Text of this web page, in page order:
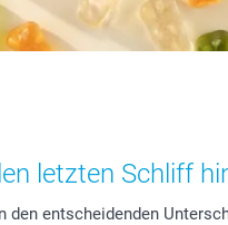
letzten Schliff
den entscheidenden